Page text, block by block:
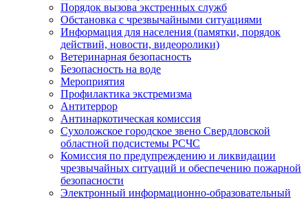
Порядок вызова экстренных служб
Обстановка с чрезвычайными ситуациями
Информация для населения (памятки, порядок
действий, новости, видеоролики)
Ветеринарная безопасность
Безопасность на воде
Мероприятия
Профилактика экстремизма
Антитеррор
Антинаркотическая комиссия
Сухоложское городское звено Свердловской
областной подсистемы РСЧС
Комиссия по предупреждению и ликвидации
чрезвычайных ситуаций и обеспечению пожарной
безопасности
Электронный информационно-образовательный